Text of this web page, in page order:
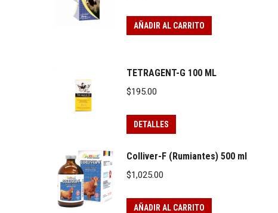
AÑADIR AL CARRITO
TETRAGENT-G 100 ML
$195.00
DETALLES
Colliver-F (Rumiantes) 500 ml
$1,025.00
AÑADIR AL CARRITO